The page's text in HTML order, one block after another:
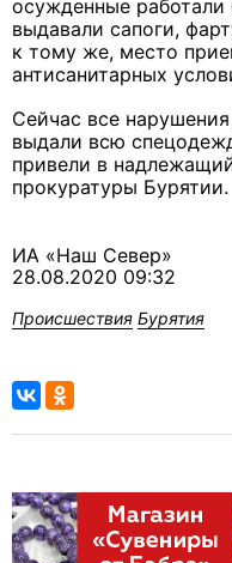
осужденные
выдавали сапоги,
к тому же, место
антисанитарных
Сейчас все
выдали всю
привели в
прокуратуры Бурятии.
ИА «Наш Север»
28.08.2020 09:32
Происшествия Бурятия